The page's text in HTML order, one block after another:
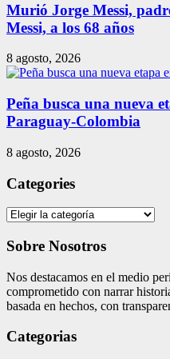
Murió Jorge Messi,
Messi, a los 68 años
8 agosto, 2026
Peña busca una nueva
Paraguay-Colombia
8 agosto, 2026
Categories
Categories
Sobre Nosotros
Nos destacamos en el medio
comprometido con narrar
basada en hechos, con
Categorias